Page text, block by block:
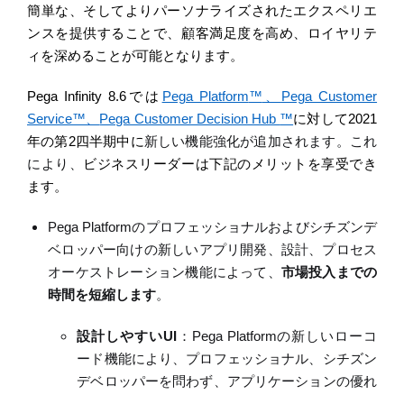
簡単な、そしてよりパーソナライズされたエクスペリエ
ンスを提供することで、顧客満足度を高め、ロイヤリテ
ィを深める ことが可能となります。
Pega Infinity 8.6 では Pega Platform™
Pega Customer
Service™ Pega Customer Decision Hub ™に対して2021
年の第2四半期中に新しい機能強化が追加されます。これ
により、
ビジネスリーダーは下記のメリットを享受でき
ます。
Pega Platformのプロフェッショナルおよびシチズンデ
ベロッパー向けの新しいアプリ開発、設計、プロセス
オーケストレーション機能によって、 市場投入までの
時間を短縮します。
設計しやすいUI ： Pega Platformの新しいローコ
ード機能により、プロフェッショナル、シチズン
デベロッパーを問わず、アプリケーションの優れ